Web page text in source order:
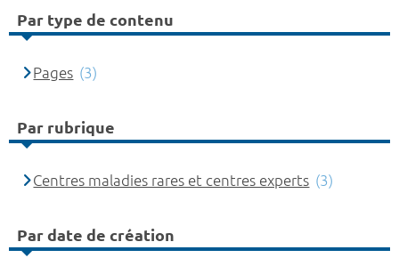
Par type de contenu
Pages (3)
Par rubrique
Centres maladies rares et centres experts (3)
Par date de création